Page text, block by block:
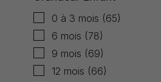
0 à 3 mois (65)
6 mois (78)
9 mois (69)
12 mois (66)